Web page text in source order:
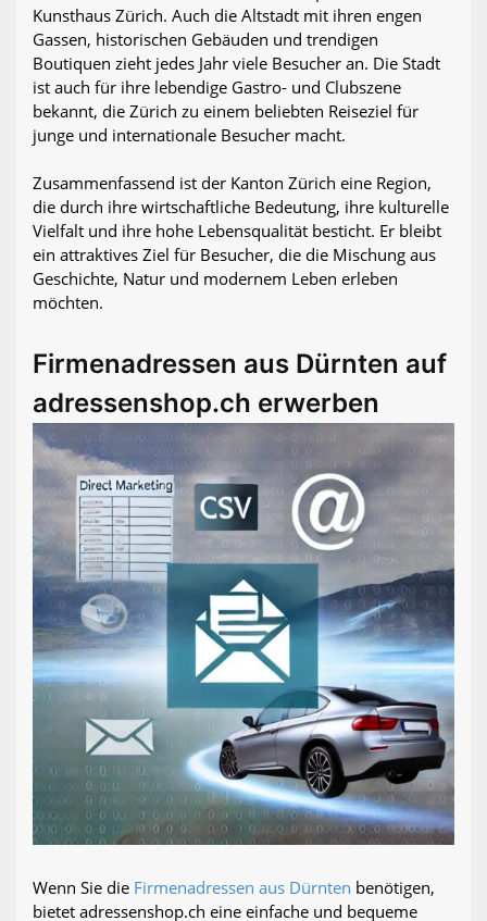
Kunsthaus Zürich. Auch die Altstadt mit ihren engen
Gassen, historischen Gebäuden und trendigen
Boutiquen zieht jedes Jahr viele Besucher an. Die Stadt
ist auch für ihre lebendige Gastro- und Clubszene
bekannt, die Zürich zu einem beliebten Reiseziel für
junge und internationale Besucher macht.
Zusammenfassend ist der Kanton Zürich eine Region,
die durch ihre wirtschaftliche Bedeutung, ihre kulturelle
Vielfalt und ihre hohe Lebensqualität besticht. Er bleibt
ein attraktives Ziel für Besucher, die die Mischung aus
Geschichte, Natur und modernem Leben erleben
möchten.
Firmenadressen aus Dürnten auf
adressenshop.ch erwerben
Wenn Sie die Firmenadressen aus Dürnten benötigen,
bietet adressenshop.ch eine einfache und bequeme